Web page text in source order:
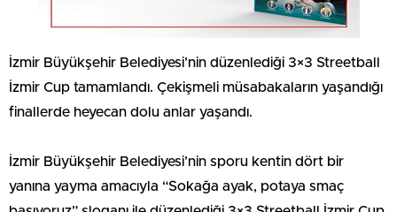
İzmir Büyükşehir Belediyesi’nin düzenlediği 3×3 Streetball
İzmir Cup tamamlandı. Çekişmeli müsabakaların yaşandığı
finallerde heyecan dolu anlar yaşandı.
İzmir Büyükşehir Belediyesi’nin sporu kentin dört bir
yanına yayma amacıyla “Sokağa ayak, potaya smaç